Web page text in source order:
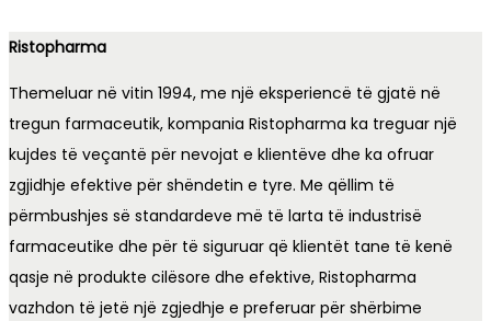
Ristopharma
Themeluar në vitin 1994, me një eksperiencë të gjatë në
tregun farmaceutik, kompania Ristopharma ka treguar një
kujdes të veçantë për nevojat e klientëve dhe ka ofruar
zgjidhje efektive për shëndetin e tyre. Me qëllim të
përmbushjes së standardeve më të larta të industrisë
farmaceutike dhe për të siguruar që klientët tane të kenë
qasje në produkte cilësore dhe efektive, Ristopharma
vazhdon të jetë një zgjedhje e preferuar për shërbime